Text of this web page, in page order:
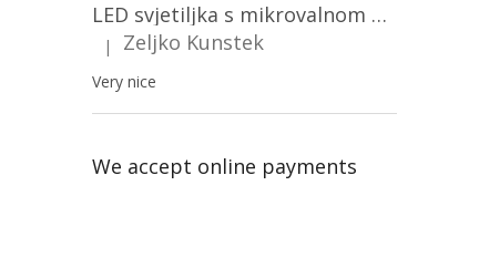
LED svjetiljka s mikrovalnom pećnicom i svjetlosnim senzorom 36W, 3820lm, okrugla, bijeli okvir/2-PACK!
The product rating is 5 out of 5 stars.
| Zeljko Kunstek
Very nice
We accept online payments